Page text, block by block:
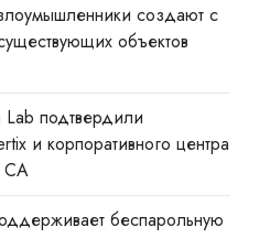
создают с
объектов
подтвердили
и корпоративного центра
CA
беспарольную